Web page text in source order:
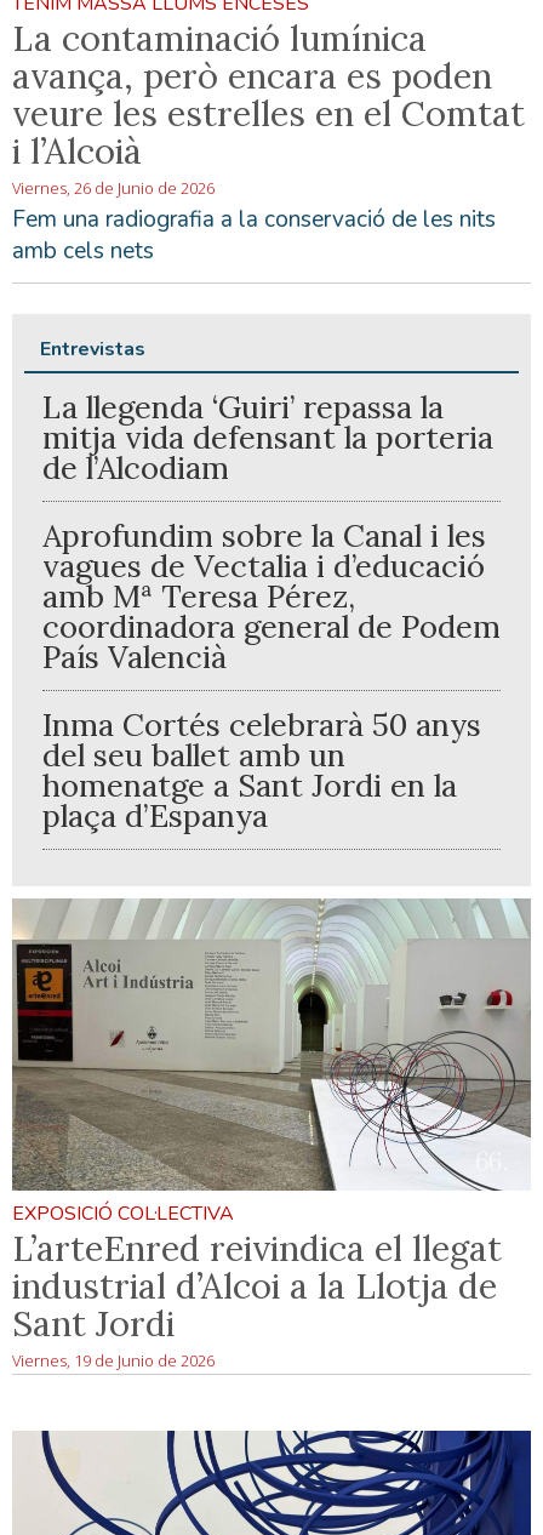
La contaminació lumínica
avança, però encara es poden
veure les estrelles en el Comtat
i l’Alcoià
Viernes, 26 de Junio de 2026
Fem una radiografia a la conservació de les nits
amb cels nets
Entrevistas
La llegenda ‘Guiri’ repassa la
mitja vida defensant la porteria
de l’Alcodiam
Aprofundim sobre la Canal i les
vagues de Vectalia i d’educació
amb Mª Teresa Pérez,
coordinadora general de Podem
País Valencià
Inma Cortés celebrarà 50 anys
del seu ballet amb un
homenatge a Sant Jordi en la
plaça d’Espanya
EXPOSICIÓ COL·LECTIVA
L’arteEnred reivindica el llegat
industrial d’Alcoi a la Llotja de
Sant Jordi
Viernes, 19 de Junio de 2026